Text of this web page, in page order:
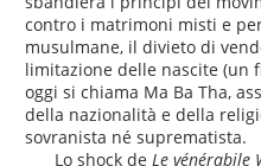
contro i matrimoni misti e
musulmane, il divieto di
limitazione delle nascite (un
oggi si chiama Ma Ba Tha,
della nazionalità e della
sovranista né suprematista.
Lo shock deLe vénérabile